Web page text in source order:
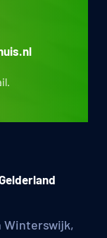
Winterswijk,